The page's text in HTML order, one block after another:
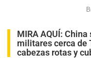
MIRA AQUÍ: China
militares cerca de
cabezas rotas y